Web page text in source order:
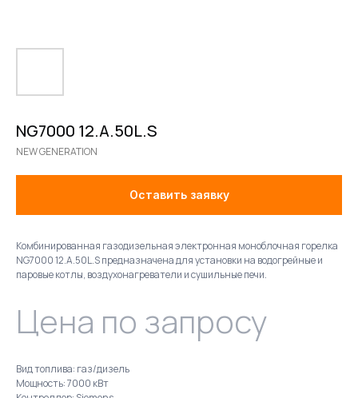
NG7000 12.A.50L.S
NEW GENERATION
Оставить заявку
Комбинированная газодизельная электронная моноблочная горелка
NG7000 12.A.50L.S предназначена для установки на водогрейные и
паровые котлы, воздухонагреватели и сушильные печи.
Цена по запросу
Вид топлива: газ/дизель
Мощность: 7000 кВт